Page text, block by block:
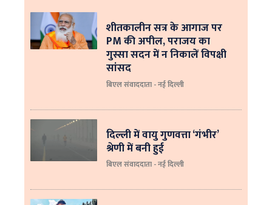
शीतकालीन सत्र के आगाज पर
PM की अपील, पराजय का
गुस्सा सदन में न निकालें विपक्षी
सांसद
बिएल संवाददाता - नई दिल्ली
दिल्ली में वायु गुणवत्ता ‘गंभीर’
श्रेणी में बनी हुई
बिएल संवाददाता - नई दिल्ली